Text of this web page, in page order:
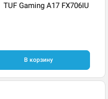
TUF Gaming A17 FX706IU
В корзину